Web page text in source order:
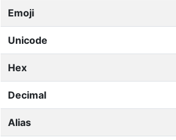
Emoji
Unicode
Hex
Decimal
Alias